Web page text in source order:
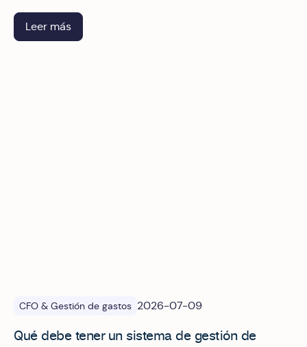
recuperación de CFDI para dejar de perseguir
comprobantes.
Leer más
CFO & Gestión de gastos 2026-07-09
Qué debe tener un sistema de gestión de